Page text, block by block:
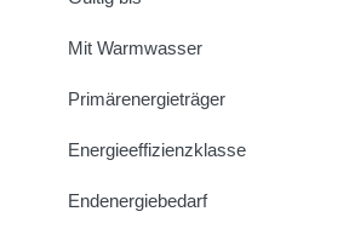
Mit Warmwasser
Primärenergieträger
Energieeffizienzklasse
Endenergiebedarf